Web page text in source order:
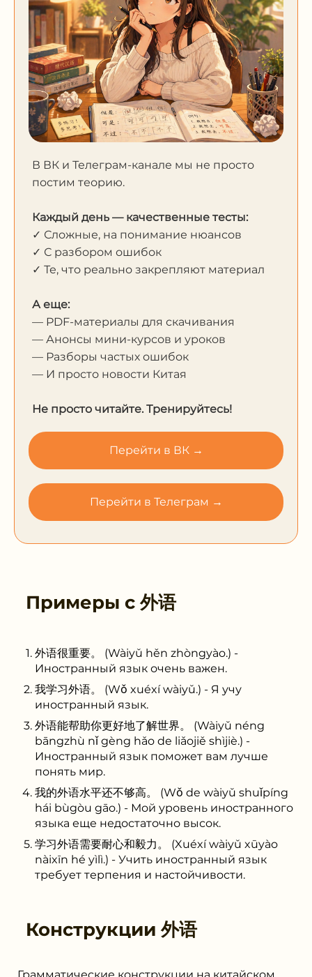
В ВК и Телеграм-канале мы не просто
постим теорию.
Каждый день — качественные тесты:
✓ Сложные, на понимание нюансов
✓ С разбором ошибок
✓ Те, что реально закрепляют материал
А еще:
— PDF-материалы для скачивания
— Анонсы мини-курсов и уроков
— Разборы частых ошибок
— И просто новости Китая
Не просто читайте. Тренируйтесь!
Перейти в ВК →
Перейти в Телеграм →
Примеры с 外语
外语很重要。 (Wàiyǔ hěn zhòngyào.) -
Иностранный язык очень важен.
我学习外语。 (Wǒ xuéxí wàiyǔ.) - Я учу
иностранный язык.
外语能帮助你更好地了解世界。 (Wàiyǔ néng
bāngzhù nǐ gèng hǎo de liǎojiě shìjiè.) -
Иностранный язык поможет вам лучше
понять мир.
我的外语水平还不够高。 (Wǒ de wàiyǔ shuǐpíng
hái bùgòu gāo.) - Мой уровень иностранного
языка еще недостаточно высок.
学习外语需要耐心和毅力。 (Xuéxí wàiyǔ xūyào
nàixīn hé yìlì.) - Учить иностранный язык
требует терпения и настойчивости.
Конструкции 外语